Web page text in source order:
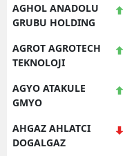
AGHOL ANADOLU
GRUBU HOLDING
AGROT AGROTECH
TEKNOLOJI
AGYO ATAKULE
GMYO
AHGAZ AHLATCI
DOGALGAZ